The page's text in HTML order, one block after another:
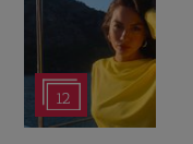
12